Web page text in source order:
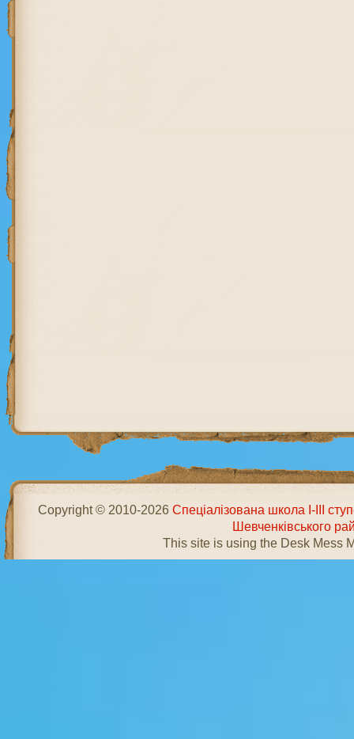
Copyright © 2010-2026Спеціалізована школа І-ІІІ
Шевченківського
This site is using the Desk Mess